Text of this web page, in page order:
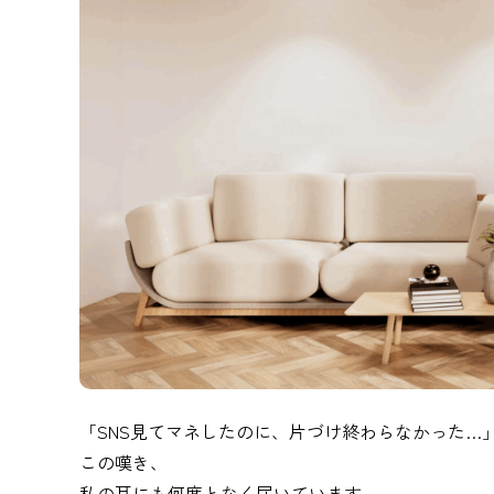
「SNS見てマネしたのに、片づけ終わらなかった…
この嘆き、